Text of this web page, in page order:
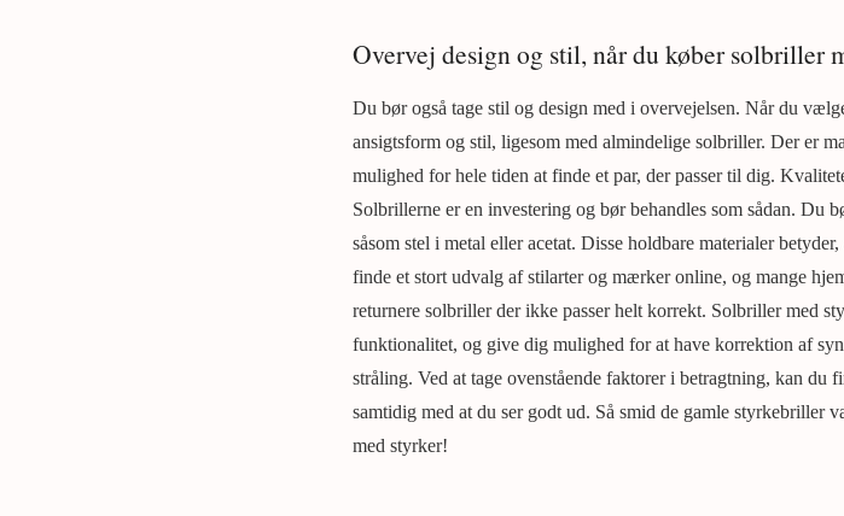
Overvej design og stil, når du køber solbriller
Du bør også tage stil og design med i overvejelsen. Når du
ansigtsform og stil, ligesom med almindelige solbriller. Der er
mulighed for hele tiden at finde et par, der passer til dig.
Solbrillerne er en investering og bør behandles som sådan. Du
såsom stel i metal eller acetat. Disse holdbare materialer
finde et stort udvalg af stilarter og mærker online, og mange
returnere solbriller der ikke passer helt korrekt. Solbriller med
funktionalitet, og give dig mulighed for at have korrektion af
stråling. Ved at tage ovenstående faktorer i betragtning, kan du
samtidig med at du ser godt ud. Så smid de gamle
med styrker!